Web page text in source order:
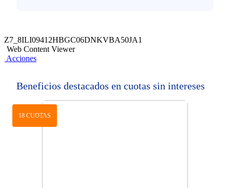
Z7_8ILI09412HBGC06DNKVBA50JA1
Web Content Viewer
Acciones
Beneficios destacados en cuotas sin intereses
18 CUOTAS